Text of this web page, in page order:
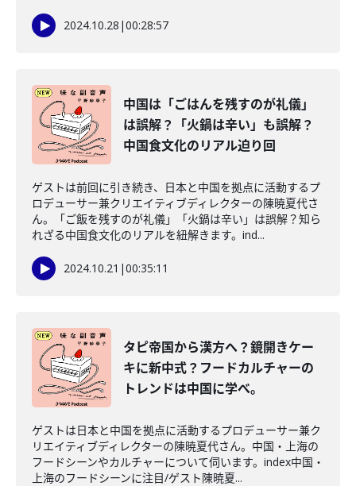
2024.10.28 |00:28:57
中国は「ごはんを残すのが礼儀」
は誤解？「火鍋は辛い」も誤解？
中国食文化のリアル迫り回
ゲストは前回に引き続き、日本と中国を拠点に活動するプ
ロデューサー兼クリエイティブディレクターの陳暁夏代さ
ん。「ご飯を残すのが礼儀」「火鍋は辛い」は誤解？知ら
れざる中国食文化のリアルを紐解きます。ind...
2024.10.21 |00:35:11
タピ帝国から漢方へ？鏡開きケー
キに新中式？フードカルチャーの
トレンドは中国に学べ。
ゲストは日本と中国を拠点に活動するプロデューサー兼ク
リエイティブディレクターの陳暁夏代さん。中国・上海の
フードシーンやカルチャーについて伺います。index中国・
上海のフードシーンに注目/ゲスト陳暁夏...